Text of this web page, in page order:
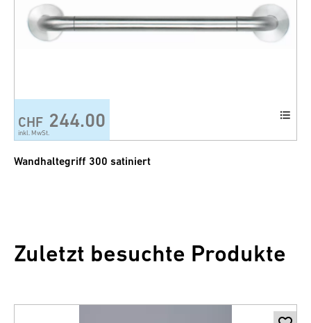
CHF 244.00
inkl. MwSt.
Wandhaltegriff 300 satiniert
Zuletzt besuchte Produkte